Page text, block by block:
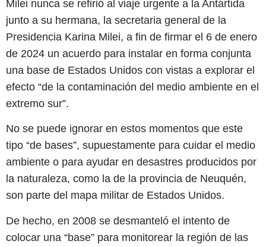
Milei nunca se refirió al viaje urgente a la Antártida
junto a su hermana, la secretaria general de la
Presidencia Karina Milei, a fin de firmar el 6 de enero
de 2024 un acuerdo para instalar en forma conjunta
una base de Estados Unidos con vistas a explorar el
efecto “de la contaminación del medio ambiente en el
extremo sur”.
No se puede ignorar en estos momentos que este
tipo “de bases”, supuestamente para cuidar el medio
ambiente o para ayudar en desastres producidos por
la naturaleza, como la de la provincia de Neuquén,
son parte del mapa militar de Estados Unidos.
De hecho, en 2008 se desmanteló el intento de
colocar una “base” para monitorear la región de las